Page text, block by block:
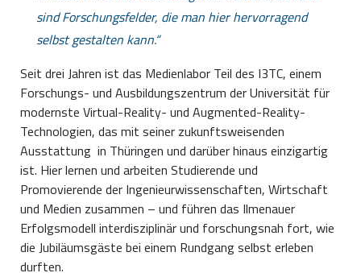
sind Forschungsfelder, die man hier hervorragend
selbst gestalten kann.
Seit drei Jahren ist das Medienlabor Teil des I3TC, einem
Forschungs- und Ausbildungszentrum der Universität für
modernste Virtual-Reality- und Augmented-Reality-
Technologien, das mit seiner zukunftsweisenden
Ausstattung in Thüringen und darüber hinaus einzigartig
ist. Hier lernen und arbeiten Studierende und
Promovierende der Ingenieurwissenschaften, Wirtschaft
und Medien zusammen – und führen das Ilmenauer
Erfolgsmodell interdisziplinär und forschungsnah fort, wie
die Jubiläumsgäste bei einem Rundgang selbst erleben
durften.